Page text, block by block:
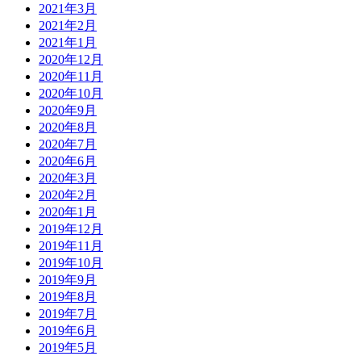
2021年3月
2021年2月
2021年1月
2020年12月
2020年11月
2020年10月
2020年9月
2020年8月
2020年7月
2020年6月
2020年3月
2020年2月
2020年1月
2019年12月
2019年11月
2019年10月
2019年9月
2019年8月
2019年7月
2019年6月
2019年5月